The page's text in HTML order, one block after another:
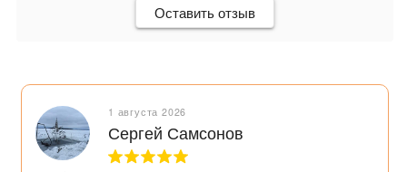
Оставить отзыв
1 августа 2026
Сергей Самсонов